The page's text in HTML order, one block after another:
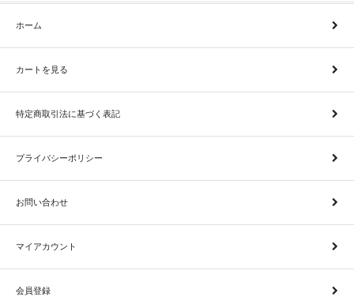
ホーム
カートを見る
特定商取引法に基づく表記
プライバシーポリシー
お問い合わせ
マイアカウント
会員登録